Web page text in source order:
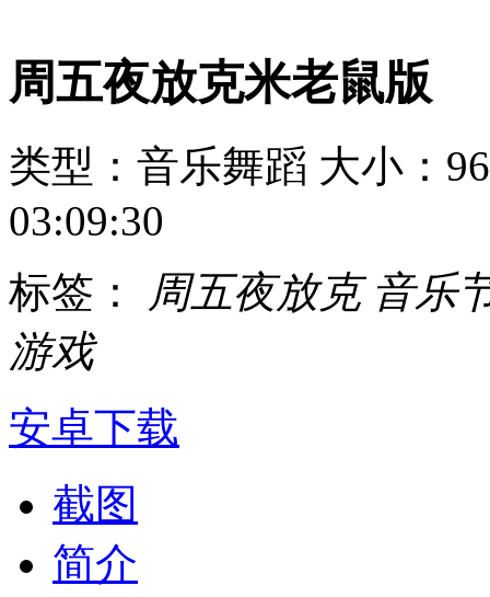
周五夜放克米老鼠版
类型：音乐舞蹈 大小：
03:09:30
标签：
周五夜放克 音乐
游戏
安卓下载
截图
简介